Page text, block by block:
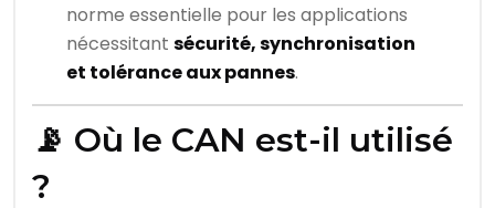
norme essentielle pour les applications
nécessitantsécurité, synchronisation
et tolérance aux pannes.
📡 Où le CAN est-il utilisé
?